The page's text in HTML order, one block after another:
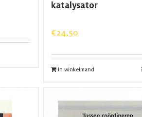
katalysator
€24,50
In winkelmand